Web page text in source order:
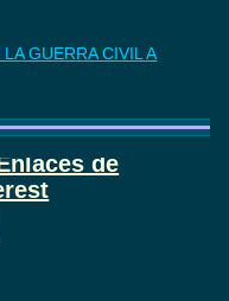
GUERRA CIVIL A
de